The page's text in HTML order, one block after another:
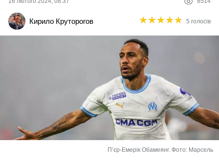
Різне
Букмекери
Казино
Кирило Круторогов ★★★★★
★★★★★ 5 голосів
Пʼєр-Емерік Обамеянг. Фото: Марсель